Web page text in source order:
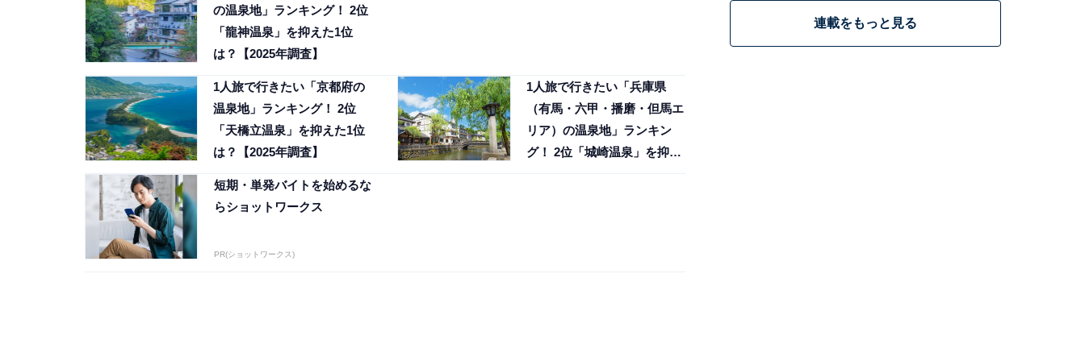
の温泉地」ランキング！ 2位
「龍神温泉」を抑えた1位
は？【2025年調査】
1人旅で行きたい「京都府の
温泉地」ランキング！ 2位
「天橋立温泉」を抑えた1位
は？【2025年調査】
1人旅で行きたい「兵庫県
（有馬・六甲・播磨・但馬エ
リア）の温泉地」ランキン
グ！ 2位「城崎温泉」を抑え
短期・単発バイトを始めるな
らショットワークス
PR(ショットワークス)
連載をもっと見る